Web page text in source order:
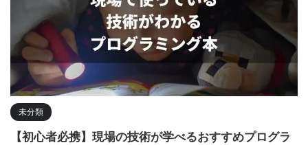
未分類
【初心者必携】現場の技術が学べるおすすめプログラ